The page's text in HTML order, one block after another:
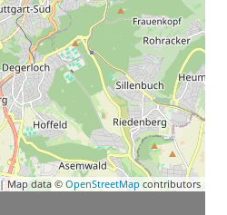
| Map data ©OpenStreetMap contributors